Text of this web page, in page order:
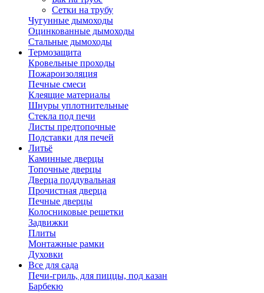
Сетки на трубу
Чугунные дымоходы
Оцинкованные дымоходы
Стальные дымоходы
Термозащита
Кровельные проходы
Пожароизоляция
Печные смеси
Клеящие материалы
Шнуры уплотнительные
Стекла под печи
Листы предтопочные
Подставки для печей
Литьё
Каминные дверцы
Топочные дверцы
Дверца поддувальная
Прочистная дверца
Печные дверцы
Колосниковые решетки
Задвижки
Плиты
Монтажные рамки
Духовки
Все для сада
Печи-гриль, для пиццы, под казан
Барбекю